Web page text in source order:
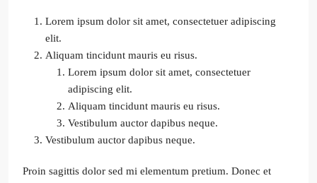
Lorem ipsum dolor sit amet, consectetuer adipiscing
elit.
Aliquam tincidunt mauris eu risus.
Lorem ipsum dolor sit amet, consectetuer
adipiscing elit.
Aliquam tincidunt mauris eu risus.
Vestibulum auctor dapibus neque.
Vestibulum auctor dapibus neque.
Proin sagittis dolor sed mi elementum pretium. Donec et